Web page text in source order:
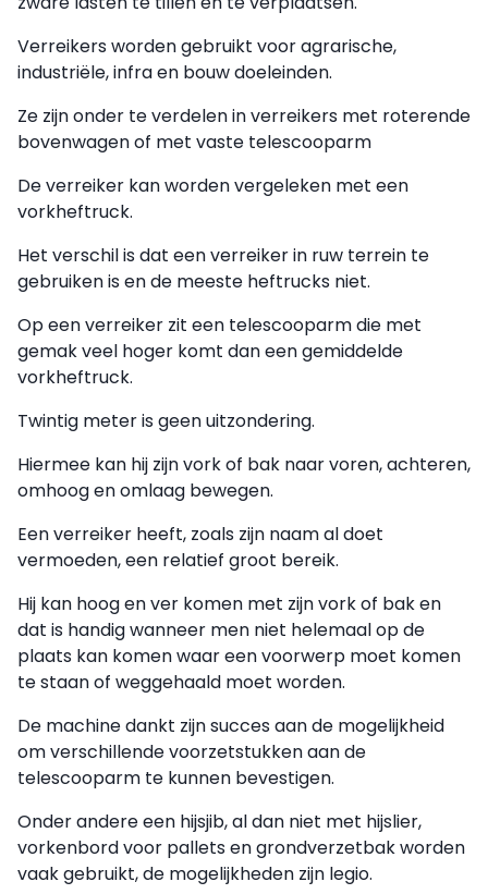
Verreikers worden gebruikt voor agrarische,
industriële, infra en bouw doeleinden.
Ze zijn onder te verdelen in verreikers met roterende
bovenwagen of met vaste telescooparm
De verreiker kan worden vergeleken met een
vorkheftruck.
Het verschil is dat een verreiker in ruw terrein te
gebruiken is en de meeste heftrucks niet.
Op een verreiker zit een telescooparm die met
gemak veel hoger komt dan een gemiddelde
vorkheftruck.
Twintig meter is geen uitzondering.
Hiermee kan hij zijn vork of bak naar voren, achteren,
omhoog en omlaag bewegen.
Een verreiker heeft, zoals zijn naam al doet
vermoeden, een relatief groot bereik.
Hij kan hoog en ver komen met zijn vork of bak en
dat is handig wanneer men niet helemaal op de
plaats kan komen waar een voorwerp moet komen
te staan of weggehaald moet worden.
De machine dankt zijn succes aan de mogelijkheid
om verschillende voorzetstukken aan de
telescooparm te kunnen bevestigen.
Onder andere een hijsjib, al dan niet met hijslier,
vorkenbord voor pallets en grondverzetbak worden
vaak gebruikt, de mogelijkheden zijn legio.